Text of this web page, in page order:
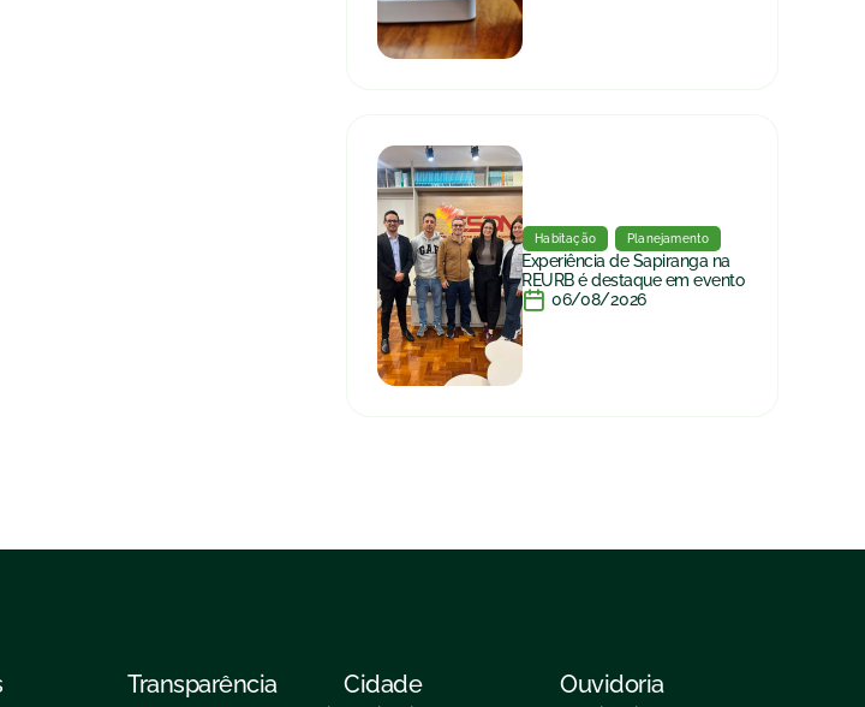
Habitação Planejamento
Experiência de Sapiranga na
REURB é destaque em evento
06/08/2026
Transparência Cidade Ouvidoria